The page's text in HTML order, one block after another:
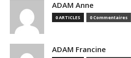
ADAM Anne
0 ARTICLES 0 Commentaires
ADAM Francine